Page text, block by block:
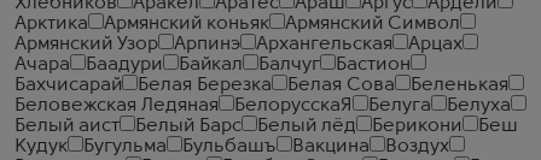
Арктика
Армянский коньяк
Армянский Символ
Армянский Узор
Арпинэ Архангельская
Арцах
Ачара
Баадури Байкал Балчуг
Бастион
Бахчисарай
Белая Березка Белая Сова
Беленькая
Беловежская Ледяная
БелорусскаЯ Белуга
Белуха
Белый аист
Белый Барс Белый лёд Берикони
Беш
Кудук
Бугульма Бульбашъ Вакцина
Воздух